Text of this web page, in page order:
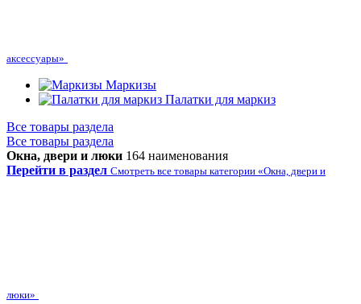
аксессуары»
Маркизы
Палатки для маркиз
Все товары раздела
Все товары раздела
Окна, двери и люки 164 наименования
Перейти в раздел Смотреть все товары категории «Окна, двери и
люки»